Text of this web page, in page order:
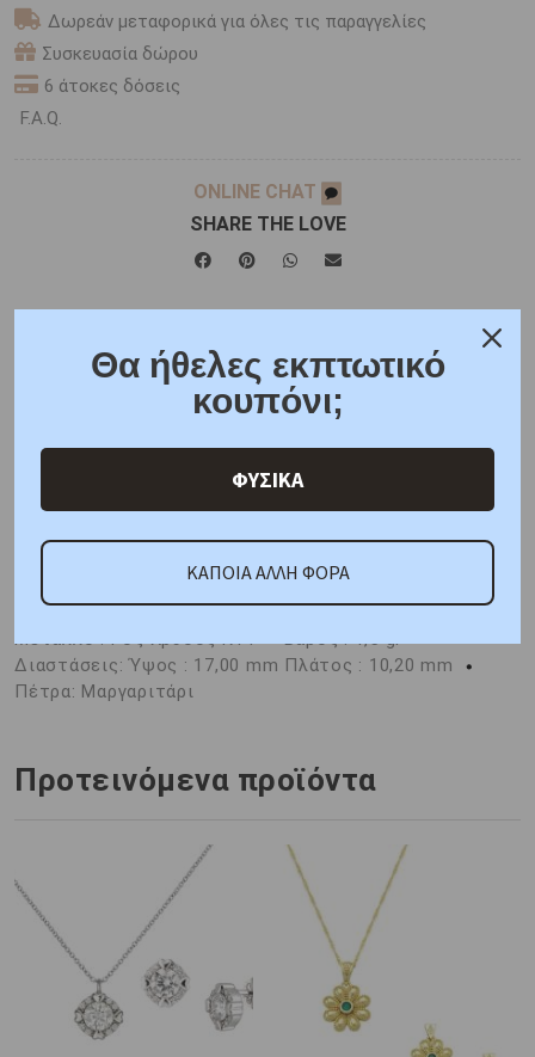
Δωρεάν μεταφορικά για όλες τις παραγγελίες
Συσκευασία δώρου
6 άτοκες δόσεις
F.A.Q.
ONLINE CHAT
SHARE THE LOVE
Ρωτήστε μας
Κριτικές
ΚΑΤΟΠΙΝ ΠΑΡΑΓΓΕΛΙΑΣ
Κολιέ Ροζ Χρυσός Κ14 με Μαργαριτάρια :
Μέταλλο
Πέτρα: Μαργαριτάρι
Σκουλαρίκια Ροζ Χρυσός Κ14 με Μαργαριτάρια :
Μέταλλο : Ροζ Χρυσός K14
Βάρος : 1,5 gr
Διαστάσεις: Ύψος : 17,00 mm Πλάτος : 10,20 mm
Πέτρα: Μαργαριτάρι
Προτεινόμενα προϊόντα
Θα ήθελες εκπτωτικό
κουπόνι;
ΦΥΣΙΚΑ
ΚΑΠΟΙΑ ΑΛΛΗ ΦΟΡΑ